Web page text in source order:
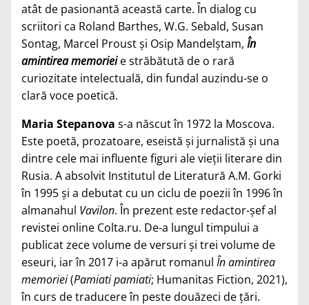
atât de pasionantă această carte. În dialog cu
scriitori ca Roland Barthes, W.G. Sebald, Susan
Sontag, Marcel Proust și Osip Mandelștam, În
amintirea memorieie străbătută de o rară
curiozitate intelectuală, din fundal auzindu-se o
clară voce poetică.
Maria Stepanova s-a născut în 1972 la Moscova.
Este poetă, prozatoare, eseistă și jurnalistă și una
dintre cele mai influente figuri ale vieții literare din
Rusia. A absolvit Institutul de Literatură A.M. Gorki
în 1995 și a debutat cu un ciclu de poezii în 1996 în
almanahul Vavilon. În prezent este redactor-șef al
revistei online Colta.ru. De-a lungul timpului a
publicat zece volume de versuri și trei volume de
eseuri, iar în 2017 i-a apărut romanul În amintirea
memoriei(Pamiati pamiati; Humanitas Fiction, 2021),
în curs de traducere în peste douăzeci de țări.